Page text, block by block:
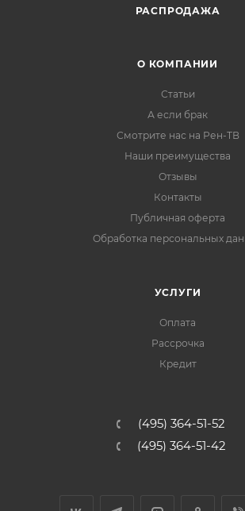
РАСПРОДАЖА
О КОМПАНИИ
Статьи
А если брак
Смотрите нас на Рен-ТВ
Наши преимущества
Отзывы
Контакты
Публичная оферта
Обработка персональных
УСЛУГИ
Оплата
Рассрочка
Кредит
(495) 364-51-52
(495) 364-51-42